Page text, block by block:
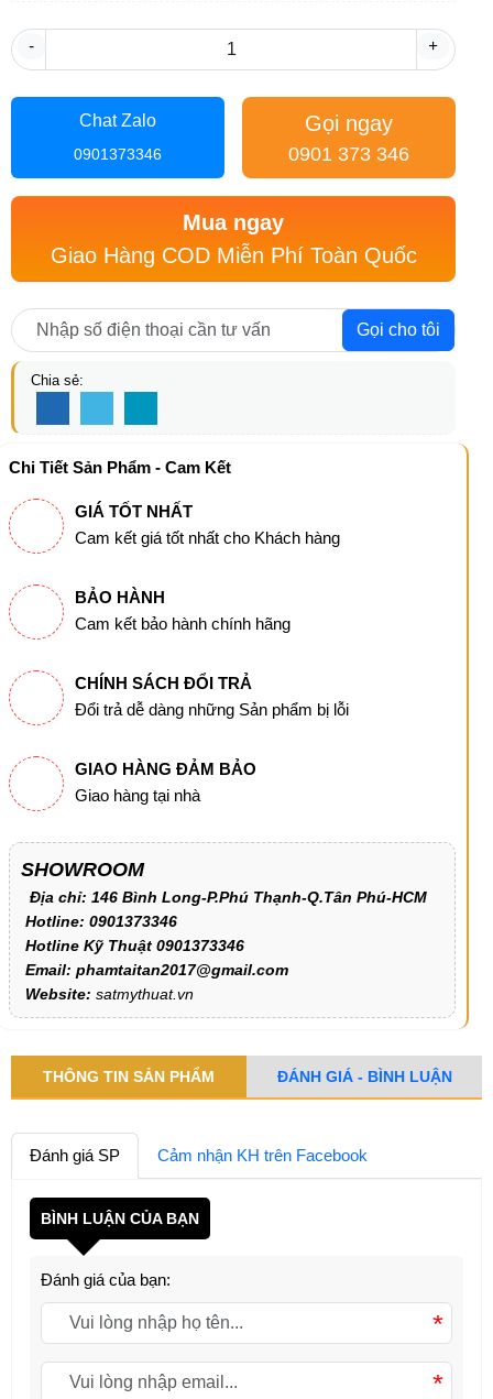
- +
Chat Zalo
0901373346
Gọi ngay
0901 373 346
Mua ngay
Giao Hàng COD Miễn Phí Toàn Quốc
Gọi cho tôi
Chia sẻ:
Chi Tiết Sản Phẩm - Cam Kết
GIÁ TỐT NHẤT
Cam kết giá tốt nhất cho Khách hàng
BẢO HÀNH
Cam kết bảo hành chính hãng
CHÍNH SÁCH ĐỔI TRẢ
Đổi trả dễ dàng những Sản phẩm bị lỗi
GIAO HÀNG ĐẢM BẢO
Giao hàng tại nhà
SHOWROOM
Địa chỉ: 146 Bình Long-P.Phú Thạnh-Q.Tân Phú-HCM
Hotline: 0901373346
Hotline Kỹ Thuật 0901373346
Email: phamtaitan2017@gmail.com
Website: satmythuat.vn
THÔNG TIN SẢN PHẨM ĐÁNH GIÁ - BÌNH LUẬN
Đánh giá SP Cảm nhận KH trên Facebook
BÌNH LUẬN CỦA BẠN
Đánh giá của bạn:
*
*